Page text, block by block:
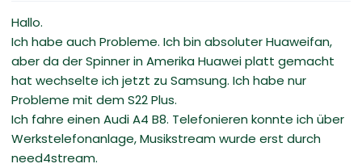
Hallo.
Ich habe auch Probleme. Ich bin absoluter Huaweifan,
aber da der Spinner in Amerika Huawei platt gemacht
hat wechselte ich jetzt zu Samsung. Ich habe nur
Probleme mit dem S22 Plus.
Ich fahre einen Audi A4 B8. Telefonieren konnte ich über
Werkstelefonanlage, Musikstream wurde erst durch
need4stream.